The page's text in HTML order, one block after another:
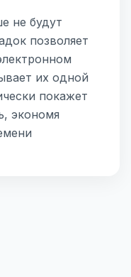
не будут
позволяет
их одной
покажет
экономя